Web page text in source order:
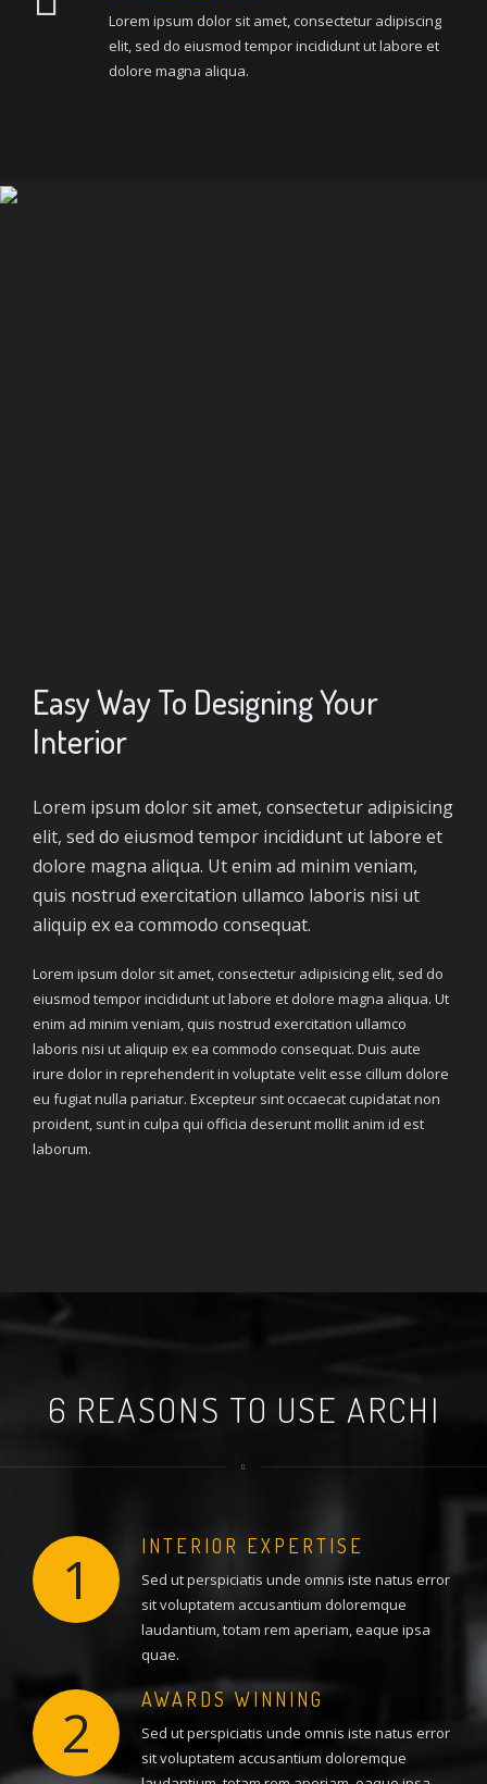
Lorem ipsum dolor sit amet, consectetur adipiscing
elit, sed do eiusmod tempor incididunt ut labore et
dolore magna aliqua.
Easy Way To Designing Your
Interior
Lorem ipsum dolor sit amet, consectetur adipisicing
elit, sed do eiusmod tempor incididunt ut labore et
dolore magna aliqua. Ut enim ad minim veniam,
quis nostrud exercitation ullamco laboris nisi ut
aliquip ex ea commodo consequat.
Lorem ipsum dolor sit amet, consectetur adipisicing elit, sed do
eiusmod tempor incididunt ut labore et dolore magna aliqua. Ut
enim ad minim veniam, quis nostrud exercitation ullamco
laboris nisi ut aliquip ex ea commodo consequat. Duis aute
irure dolor in reprehenderit in voluptate velit esse cillum dolore
eu fugiat nulla pariatur. Excepteur sint occaecat cupidatat non
proident, sunt in culpa qui officia deserunt mollit anim id est
laborum.
6 REASONS TO USE ARCHI
1 INTERIOR EXPERTISE
Sed ut perspiciatis unde omnis iste natus error
sit voluptatem accusantium doloremque
laudantium, totam rem aperiam, eaque ipsa
quae.
2 AWARDS WINNING
Sed ut perspiciatis unde omnis iste natus error
sit voluptatem accusantium doloremque